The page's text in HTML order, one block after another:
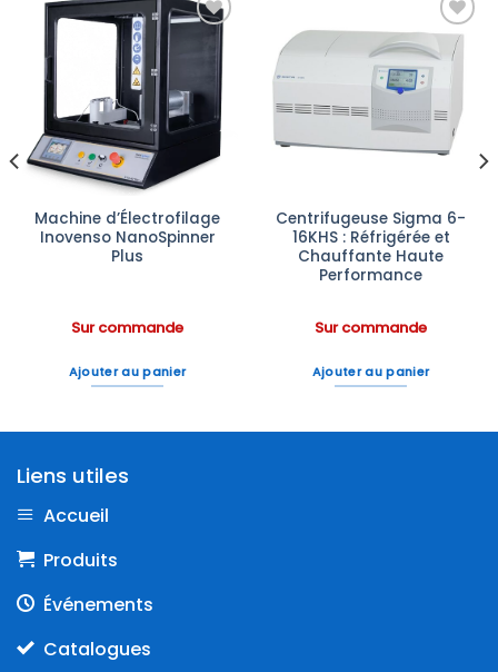
Ajouter
à la liste
d’envies
Machine d’Électrofilage
Inovenso NanoSpinner
Plus
Sur commande
Ajouter au panier
Ajouter
à la liste
d’envies
Centrifugeuse Sigma 6-
16KHS : Réfrigérée et
Chauffante Haute
Performance
Sur commande
Ajouter au panier
Liens utiles
Accueil
Produits
Événements
Catalogues